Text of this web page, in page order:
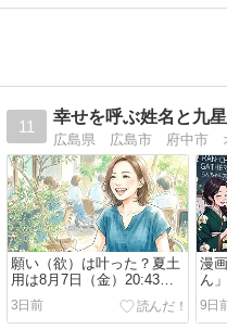
11
幸せを呼ぶ姓名と九
願い（欲）は叶った？夏土
用は8月7日（金）20:43を
迎える前まで
3日前
漫
ん
勃
何故
9日